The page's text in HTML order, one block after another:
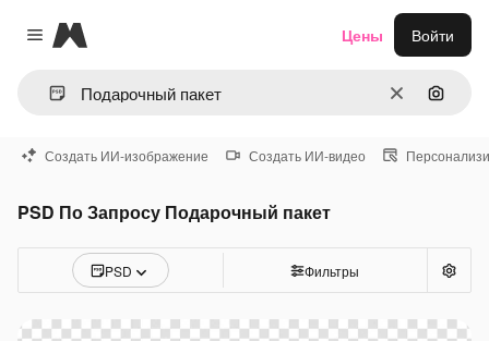
Close menu
Magnific
ОчиститьПоиск
Цены Войти
Создать ИИ-изображение Создать ИИ-видео
PSD По Запросу Подарочный пакет
PSD Фильтры